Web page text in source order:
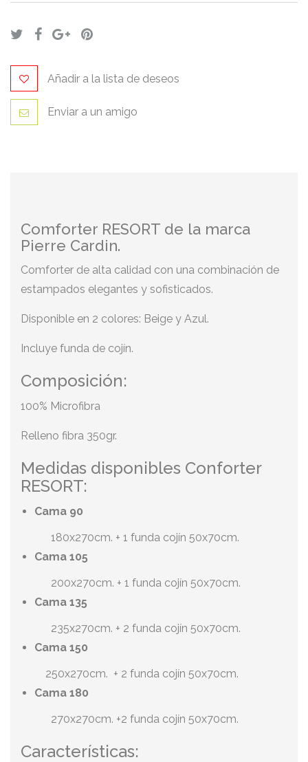
Añadir a la lista de deseos
Enviar a un amigo
Comforter RESORT de la marca
Pierre Cardin.
Comforter de alta calidad con una combinación de
estampados elegantes y sofisticados.
Disponible en 2 colores: Beige y Azul.
Incluye funda de cojín.
Composición:
100% Microfibra
Relleno fibra 350gr.
Medidas disponibles Conforter
RESORT:
Cama 90
180x270cm. + 1 funda cojín 50x70cm.
Cama 105
200x270cm. + 1 funda cojín 50x70cm.
Cama 135
235x270cm. + 2 funda cojín 50x70cm.
Cama 150
250x270cm. + 2 funda cojín 50x70cm.
Cama 180
270x270cm. +2 funda cojín 50x70cm.
Características: